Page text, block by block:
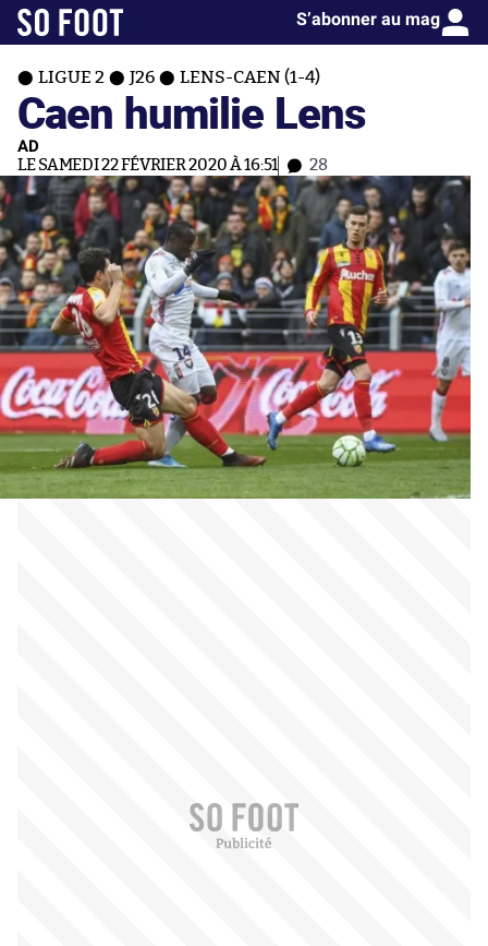
S’abonner au mag
LIGUE 2 J26 LENS-CAEN (1-4)
Caen humilie Lens
AD
LE SAMEDI 22 FÉVRIER 2020 À 16:51 28